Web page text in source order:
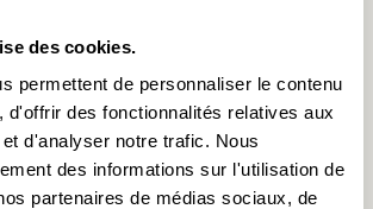
des cookies.
permettent de personnaliser le contenu
d'offrir des fonctionnalités relatives aux
d'analyser notre trafic. Nous
des informations sur l'utilisation de
partenaires de médias sociaux, de
: Les ingénieurs au cœur des besoins
parIoana Pop (économiste)